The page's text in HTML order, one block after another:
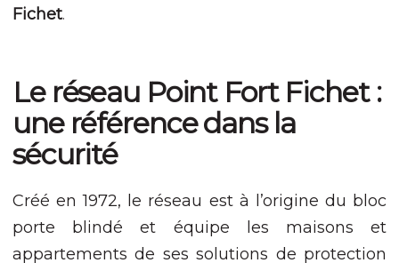
Fichet.
Le réseau Point Fort Fichet :
une référence dans la
sécurité
Créé en 1972, le réseau est à l’origine du bloc
porte blindé et équipe les maisons et
appartements de ses solutions de protection
Nécessaire
Ces cookies ne
au
fonctionnement